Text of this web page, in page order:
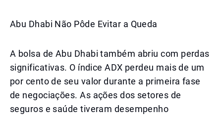
Abu Dhabi Não Pôde Evitar a Queda
A bolsa de Abu Dhabi também abriu com perdas
significativas. O índice ADX perdeu mais de um
por cento de seu valor durante a primeira fase
de negociações. As ações dos setores de
seguros e saúde tiveram desempenho